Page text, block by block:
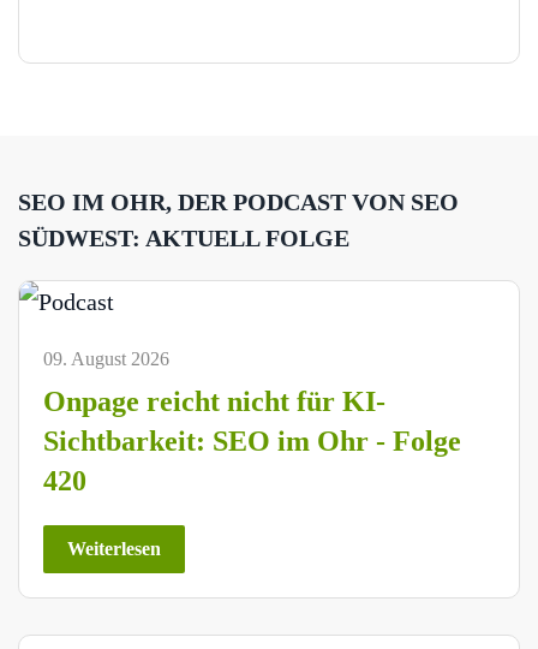
SEO IM OHR, DER PODCAST VON SEO
SÜDWEST: AKTUELL FOLGE
09. August 2026
Onpage reicht nicht für KI-
Sichtbarkeit: SEO im Ohr - Folge
420
Weiterlesen